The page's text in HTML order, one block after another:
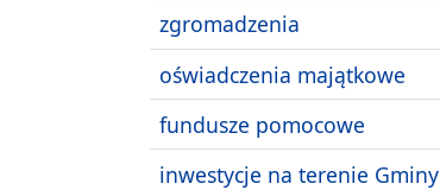
zgromadzenia
oświadczenia majątkowe
fundusze pomocowe
inwestycje na terenie Gminy